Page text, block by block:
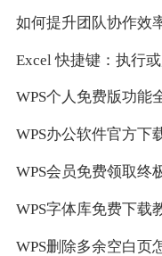
如何提升团队协作效
Excel 快捷键：执行
WPS办公软件官方下